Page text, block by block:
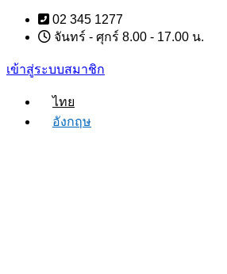
Skip
content
02 345 1277
จันทร์ - ศุกร์ 8.00 - 17.00 น.
เข้าสู่ระบบสมาชิก
ไทย
อังกฤษ